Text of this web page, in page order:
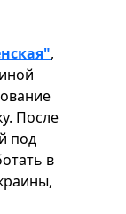
,
После
под
в